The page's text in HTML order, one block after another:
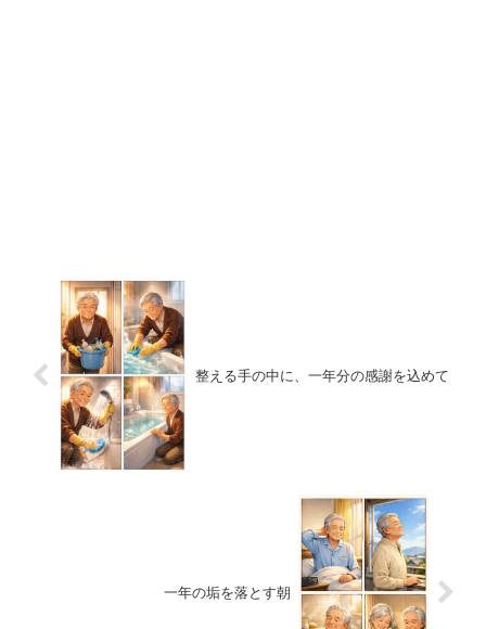
整える手の中に、一年分の感謝を込めて
一年の垢を落とす朝